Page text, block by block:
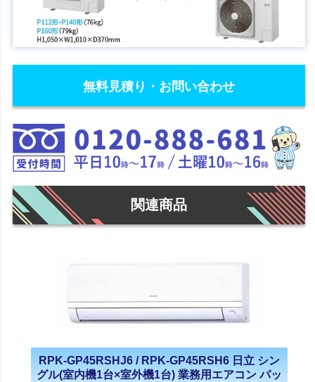
無料見積り・お問い合わせ
関連商品
RPK-GP45RSHJ6 / RPK-GP45RSH6 日立 シン
グル(室内機1台×室外機1台) 業務用エアコン パッ